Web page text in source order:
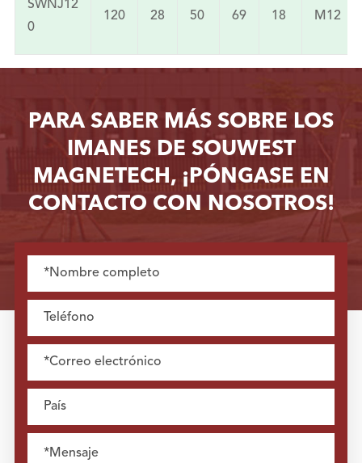
SWNJ12
0
120 28 50 69 18 M12
PARA SABER MÁS SOBRE LOS
IMANES DE SOUWEST
MAGNETECH, ¡PÓNGASE EN
CONTACTO CON NOSOTROS!